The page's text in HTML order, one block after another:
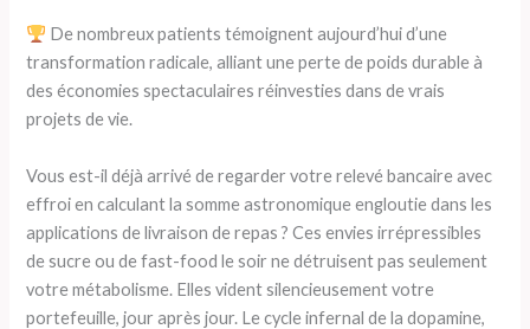
De nombreux patients témoignent aujourd’hui d’une
transformation radicale, alliant une perte de poids durable à
des économies spectaculaires réinvesties dans de vrais
projets de vie.
Vous est-il déjà arrivé de regarder votre relevé bancaire avec
effroi en calculant la somme astronomique engloutie dans les
applications de livraison de repas ? Ces envies irrépressibles
de sucre ou de fast-food le soir ne détruisent pas seulement
votre métabolisme. Elles vident silencieusement votre
portefeuille, jour après jour. Le cycle infernal de la dopamine,